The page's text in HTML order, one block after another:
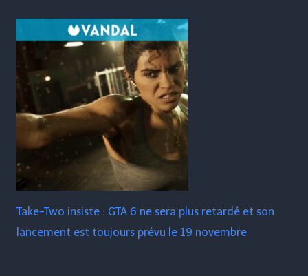
Take-Two insiste : GTA 6 ne sera plus retardé et son
lancement est toujours prévu le 19 novembre